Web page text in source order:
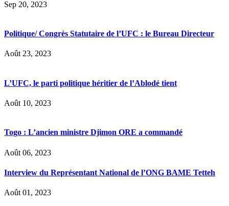
Sep 20, 2023
Politique/ Congrès Statutaire de l’UFC : le Bureau Directeur
Août 23, 2023
L’UFC, le parti politique héritier de l’Ablodé tient
Août 10, 2023
Togo : L’ancien ministre Djimon ORE a commandé
Août 06, 2023
Interview du Représentant National de l’ONG BAME Tetteh
Août 01, 2023